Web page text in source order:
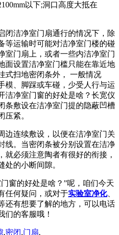
以下;洞口高度大抵在
闭洁净室门扇通行的情况下，除
等运输时可能对洁净室门楼的碰
室门扇上，或者一些内洁净室门
面设置洁净室门槛只能在靠近地
式扫地密闭条外， 一般情况
模、脚踩或车碰，少受人行与运
洁净室门窗的好处是啥？长宽仪
条敷设在洁净室门提的隐蔽凹槽
压紧。
边连续敷设，以便在洁净室门关
线。当密闭条被分别设置在洁净
就必须注意陶者有很好的衔接，
处的小断间隙。
窗的好处是啥？”呢，咱们今天
任何疑问，或对于实验室净化、
还有想要了解的地方，可以电话
们的客服哦！
,密闭,门扇,